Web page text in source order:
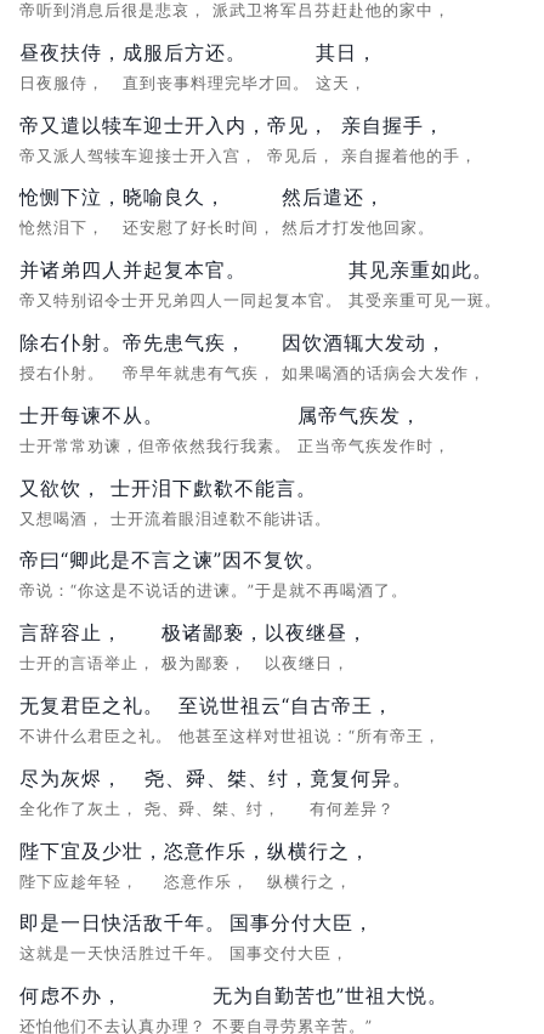
帝听到消息后很是悲哀， 派武卫将军吕芬赶赴他的家中，
昼夜扶侍，
日夜服侍，
成服后方还。
直到丧事料理完毕才回。
其日，
这天，
帝又遣以犊车迎士开入内，
帝又派人驾犊车迎接士开入宫，
帝见，
帝见后，
亲自握手，
亲自握着他的手，
怆恻下泣，
怆然泪下，
晓喻良久，
还安慰了好长时间，
然后遣还，
然后才打发他回家。
并诸弟四人并起复本官。
帝又特别诏令士开兄弟四人一同起复本官。
其见亲重如此。
其受亲重可见一斑。
除右仆射。
授右仆射。
帝先患气疾，
帝早年就患有气疾，
因饮酒辄大发动，
如果喝酒的话病会大发作，
士开每谏不从。
士开常常劝谏，但帝依然我行我素。
属帝气疾发，
正当帝气疾发作时，
又欲饮，
又想喝酒，
士开泪下歔欷不能言。
士开流着眼泪逴欷不能讲话。
帝曰“卿此是不言之谏”因不复饮。
帝说：“你这是不说话的进谏。”于是就不再喝酒了。
言辞容止，
士开的言语举止，
极诸鄙亵，
极为鄙亵，
以夜继昼，
以夜继日，
无复君臣之礼。
不讲什么君臣之礼。
至说世祖云“自古帝王，
他甚至这样对世祖说：“所有帝王，
尽为灰烬，
全化作了灰土，
尧、舜、桀、纣，
尧、舜、桀、纣，
竟复何异。
有何差异？
陛下宜及少壮，
陛下应趁年轻，
恣意作乐，
恣意作乐，
纵横行之，
纵横行之，
即是一日快活敌千年。
这就是一天快活胜过千年。
国事分付大臣，
国事交付大臣，
何虑不办，
还怕他们不去认真办理？
无为自勤苦也”世祖大悦。
不要自寻劳累辛苦。”